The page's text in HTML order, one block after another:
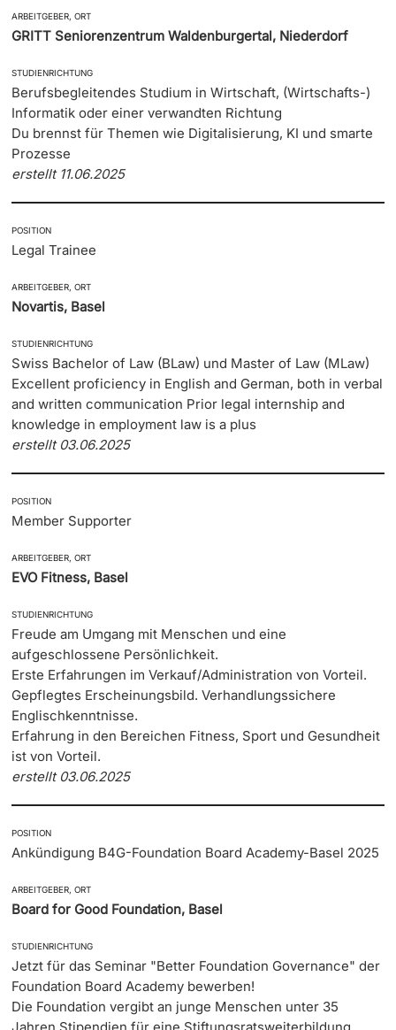
ARBEITGEBER, ORT
GRITT Seniorenzentrum Waldenburgertal, Niederdorf
STUDIENRICHTUNG
Berufsbegleitendes Studium in Wirtschaft, (Wirtschafts-)
Informatik oder einer verwandten Richtung
Du brennst für Themen wie Digitalisierung, KI und smarte
Prozesse
erstellt 11.06.2025
POSITION
Legal Trainee
ARBEITGEBER, ORT
Novartis, Basel
STUDIENRICHTUNG
Swiss Bachelor of Law (BLaw) und Master of Law (MLaw)
Excellent proficiency in English and German, both in verbal
and written communication Prior legal internship and
knowledge in employment law is a plus
erstellt 03.06.2025
POSITION
Member Supporter
ARBEITGEBER, ORT
EVO Fitness, Basel
STUDIENRICHTUNG
Freude am Umgang mit Menschen und eine
aufgeschlossene Persönlichkeit.
Erste Erfahrungen im Verkauf/Administration von Vorteil.
Gepflegtes Erscheinungsbild. Verhandlungssichere
Englischkenntnisse.
Erfahrung in den Bereichen Fitness, Sport und Gesundheit
ist von Vorteil.
erstellt 03.06.2025
POSITION
Ankündigung B4G-Foundation Board Academy-Basel 2025
ARBEITGEBER, ORT
Board for Good Foundation, Basel
STUDIENRICHTUNG
Jetzt für das Seminar "Better Foundation Governance" der
Foundation Board Academy bewerben!
Die Foundation vergibt an junge Menschen unter 35